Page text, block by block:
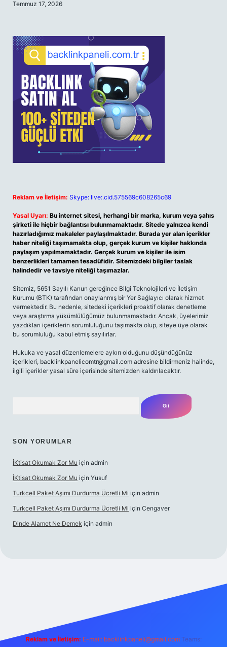
Temmuz 17, 2026
Reklam ve İletişim: Skype: live:.cid.575569c608265c69
Yasal Uyarı: Bu internet sitesi, herhangi bir marka, kurum veya şahıs
şirketi ile hiçbir bağlantısı bulunmamaktadır. Sitede yalnızca kendi
hazırladığımız makaleler paylaşılmaktadır. Burada yer alan içerikler
haber niteliği taşımamakta olup, gerçek kurum ve kişiler hakkında
paylaşım yapılmamaktadır. Gerçek kurum ve kişiler ile isim
benzerlikleri tamamen tesadüfidir. Sitemizdeki bilgiler taslak
halindedir ve tavsiye niteliği taşımazlar.
Sitemiz, 5651 Sayılı Kanun gereğince Bilgi Teknolojileri ve İletişim
Kurumu (BTK) tarafından onaylanmış bir Yer Sağlayıcı olarak hizmet
vermektedir. Bu nedenle, sitedeki içerikleri proaktif olarak denetleme
veya araştırma yükümlülüğümüz bulunmamaktadır. Ancak, üyelerimiz
yazdıkları içeriklerin sorumluluğunu taşımakta olup, siteye üye olarak
bu sorumluluğu kabul etmiş sayılırlar.
Hukuka ve yasal düzenlemelere aykırı olduğunu düşündüğünüz
içerikleri, backlinkpanelicomtr@gmail.com adresine bildirmeniz halinde,
ilgili içerikler yasal süre içerisinde sitemizden kaldırılacaktır.
SON YORUMLAR
İKtisat Okumak Zor Mu için admin
İKtisat Okumak Zor Mu için Yusuf
Turkcell Paket Aşımı Durdurma Ücretli Mi için admin
Turkcell Paket Aşımı Durdurma Ücretli Mi için Cengaver
Dinde Alamet Ne Demek için admin
Reklam ve İletişim: E-mail: backlinkpaneli@gmail.com Teams: